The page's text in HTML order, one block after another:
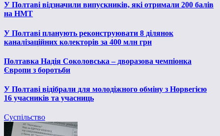
У Полтаві відзначили випускників, які отримали 200 балів
на НМТ
У Полтаві планують реконструювати 8 ділянок
каналізаційних колекторів за 400 млн грн
Полтавка Надія Соколовська – дворазова чемпіонка
Європи з боротьби
У Полтаві відібрали для молодіжного обміну з Норвегією
16 учасників та учасниць
Суспільство